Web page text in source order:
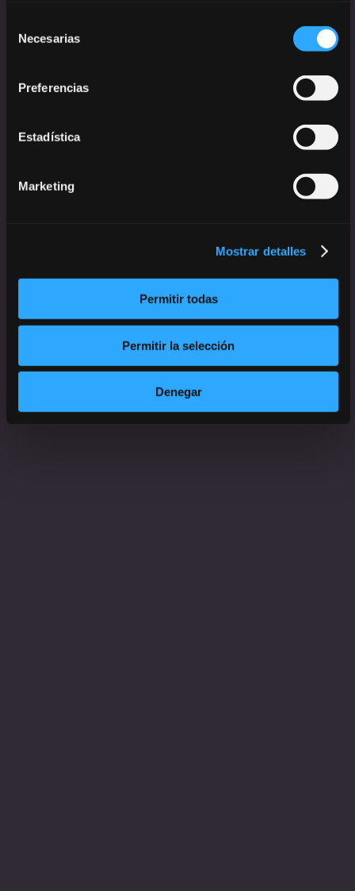
Necesarias
Preferencias
Estadística
Marketing
Mostrar detalles
Permitir todas
Permitir la selección
Denegar